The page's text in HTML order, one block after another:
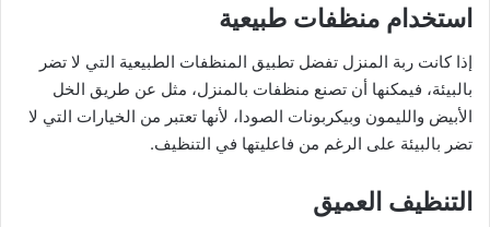
استخدام منظفات طبيعية
إذا كانت ربة المنزل تفضل تطبيق المنظفات الطبيعية التي لا تضر
بالبيئة، فيمكنها أن تصنع منظفات بالمنزل، مثل عن طريق الخل
الأبيض والليمون وبيكربونات الصودا، لأنها تعتبر من الخيارات التي لا
تضر بالبيئة على الرغم من فاعليتها في التنظيف.
التنظيف العميق